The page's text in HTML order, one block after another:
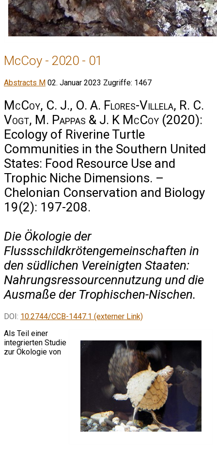
McCoy - 2020 - 01
Abstracts M 02. Januar 2023 Zugriffe: 1467
McCoy, C. J., O. A. Flores-Villela, R. C.
Vogt, M. Pappas & J. K McCoy (2020):
Ecology of Riverine Turtle
Communities in the Southern United
States: Food Resource Use and
Trophic Niche Dimensions. –
Chelonian Conservation and Biology
19(2): 197-208.
Die Ökologie der
Flussschildkrötengemeinschaften in
den südlichen Vereinigten Staaten:
Nahrungsressourcennutzung und die
Ausmaße der Trophischen-Nischen.
DOI: 10.2744/CCB-1447.1 (externer Link)
Als Teil einer
integrierten Studie
zur Ökologie von